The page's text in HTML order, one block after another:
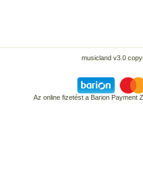
musicland v3.0
Az online fizetést a Barion Payment